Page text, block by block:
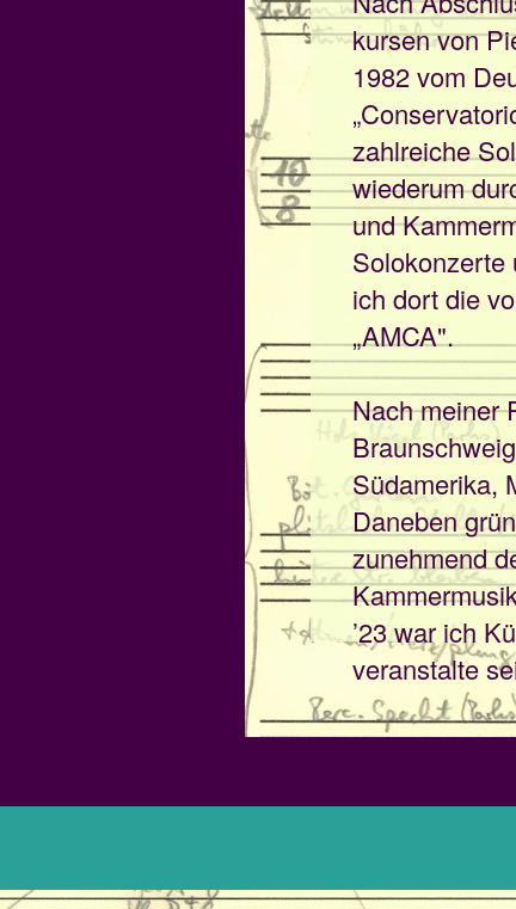
kursen von
1982 vom
zahlreiche
wiederum
und
Solokonzerte
ich dort die
„AMCA".
Nach meiner
Südamerika,
Daneben
zunehmend
’23 war ich
veranstalte